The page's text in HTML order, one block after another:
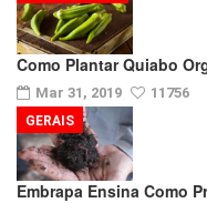
Como Plantar Quiabo
Mar 31, 2019 11756
Embrapa Ensina Como
GERAIS